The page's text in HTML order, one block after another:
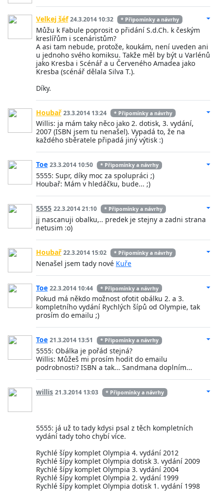
Velkej šéf 24.3.2014 10:32 * Připomínky a návrhy
Můžu k Fabule poprosit o přidání S.d.Ch. k českým
kreslířům i scenáristům?
A asi tam nebude, protože, koukám, není uveden ani
u jednoho svého komiksu. Takže měl by být u Varlénů
jako Kresba i Scénář a u Červeného Amadea jako
Kresba (scénář dělala Silva T.).
Díky.
Houbař 23.3.2014 13:24 * Připomínky a návrhy
Willis: ja mám taky něco jako 2. dotisk, 3. vydání,
2007 (ISBN jsem tu nenašel). Vypadá to, že na
každého sběratele připadá jiný výtisk :)
Toe 23.3.2014 10:50 * Připomínky a návrhy
5555: Supr, díky moc za spolupráci ;)
Houbař: Mám v hledáčku, bude... ;)
5555 22.3.2014 21:10 * Připomínky a návrhy
jj nascanuji obalku,.. predek je stejny a zadni strana
netusim :o)
Houbař 22.3.2014 15:02 * Připomínky a návrhy
Nenašel jsem tady nové Kuře
Toe 22.3.2014 10:44 * Připomínky a návrhy
Pokud má někdo možnost ofotit obálku 2. a 3.
kompletního vydání Rychlých šípů od Olympie, tak
prosím do emailu ;)
Toe 21.3.2014 13:51 * Připomínky a návrhy
5555: Obálka je pořád stejná?
Willis: Můžeš mi prosím hodit do emailu
podrobnosti? ISBN a tak... Sandmana doplním...
willis 21.3.2014 13:03 * Připomínky a návrhy
5555: já už to tady kdysi psal z těch kompletních
vydání tady toho chybí více.
Rychlé šípy komplet Olympia 4. vydání 2012
Rychlé šípy komplet Olympia dotisk 3. vydání 2009
Rychlé šípy komplet Olympia 3. vydání 2004
Rychlé šípy komplet Olympia 2. vydání 1999
Rychlé šípy komplet Olympia dotisk 1. vydání 1998